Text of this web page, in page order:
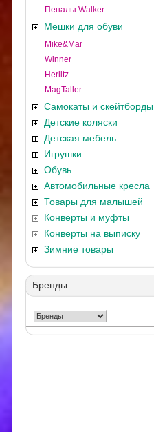
Пеналы Walker
Мешки для обуви
Mike&Mar
Winner
Herlitz
MagTaller
Самокаты и скейтборды
Детские коляски
Детская мебель
Игрушки
Обувь
Автомобильные кресла
Товары для малышей
Конверты и муфты
Конверты на выписку
Зимние товары
Бренды